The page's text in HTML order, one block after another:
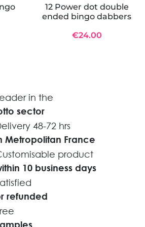
12 Power dot double
ended bingo dabbers
€24.00
in the
sector
48-72 hrs
Metropolitan France
product
10 business days
refunded